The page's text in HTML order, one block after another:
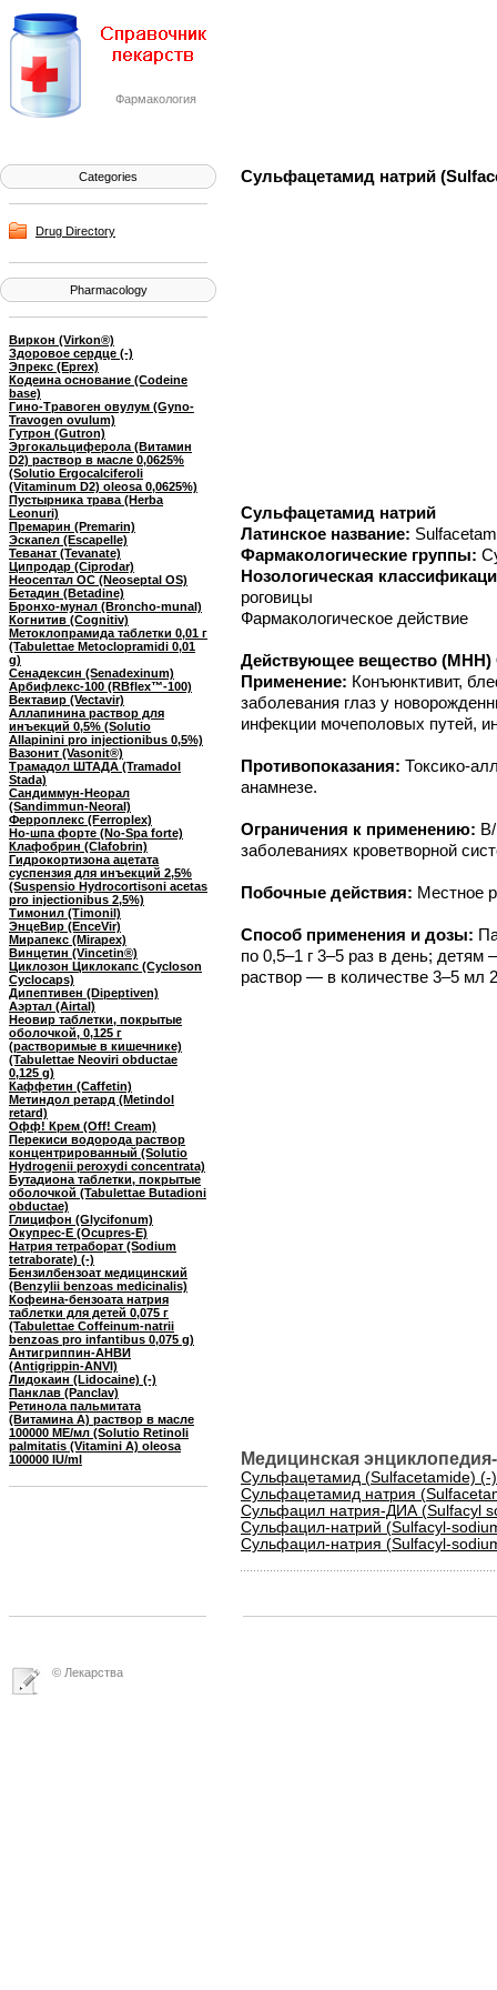
Фармакология
Categories
Drug Directory
Pharmacology
Виркон (Virkon®)
Здоровое сердце (-)
Эпрекс (Eprex)
Кодеина основание (Codeine
base)
Гино-Травоген овулум (Gyno-
Travogen ovulum)
Гутрон (Gutron)
Эргокальциферола (Витамин
D2) раствор в масле 0,0625%
(Solutio Ergocalciferoli
(Vitaminum D2) oleosa 0,0625%)
Пустырника трава (Herba
Leonuri)
Премарин (Premarin)
Эскапел (Escapelle)
Теванат (Tevanate)
Ципродар (Ciprodar)
Неосептал ОС (Neoseptal OS)
Бетадин (Betadine)
Бронхо-мунал (Broncho-munal)
Когнитив (Cognitiv)
Метоклопрамида таблетки 0,01 г
(Tabulettae Metoclopramidi 0,01
g)
Сенадексин (Senadexinum)
Арбифлекс-100 (RBflex™-100)
Вектавир (Vectavir)
Аллапинина раствор для
инъекций 0,5% (Solutio
Allapinini pro injectionibus 0,5%)
Вазонит (Vasonit®)
Трамадол ШТАДА (Tramadol
Stada)
Сандиммун-Неорал
(Sandimmun-Neoral)
Ферроплекс (Ferroplex)
Но-шпа форте (No-Spa forte)
Клафобрин (Clafobrin)
Гидрокортизона ацетата
суспензия для инъекций 2,5%
(Suspensio Hydrocortisoni acetas
pro injectionibus 2,5%)
Тимонил (Timonil)
ЭнцеВир (EnceVir)
Мирапекс (Mirapex)
Винцетин (Vincetin®)
Циклозон Циклокапс (Cycloson
Cyclocaps)
Дипептивен (Dipeptiven)
Аэртал (Airtal)
Неовир таблетки, покрытые
оболочкой, 0,125 г
(растворимые в кишечнике)
(Tabulettae Neoviri obductae
0,125 g)
Каффетин (Caffetin)
Метиндол ретард (Metindol
retard)
Офф! Крем (Off! Cream)
Перекиси водорода раствор
концентрированный (Solutio
Hydrogenii peroxydi concentrata)
Бутадиона таблетки, покрытые
оболочкой (Tabulettae Butadioni
obductae)
Глицифон (Glycifonum)
Окупрес-Е (Ocupres-E)
Натрия тетраборат (Sodium
tetraborate) (-)
Бензилбензоат медицинский
(Benzylii benzoas medicinalis)
Кофеина-бензоата натрия
таблетки для детей 0,075 г
(Tabulettae Coffeinum-natrii
benzoas pro infantibus 0,075 g)
Антигриппин-АНВИ
(Antigrippin-ANVI)
Лидокаин (Lidocaine) (-)
Панклав (Panclav)
Ретинола пальмитата
(Витамина A) раствор в масле
100000 МЕ/мл (Solutio Retinoli
palmitatis (Vitamini A) oleosa
100000 IU/ml
Сульфацетамид натрий
Сульфацетамид натрий
Латинское название:
Фармакологические группы:
Нозологическая
роговицы
Фармакологическое действие
Действующее вещество (МНН)
Применение: Конъюнктивит,
заболевания глаз у
инфекции мочеполовых путей,
Противопоказания: Токсико-
анамнезе.
Ограничения к применению:
заболеваниях кроветворной
Побочные действия: Местное
Способ применения и дозы:
по 0,5–1 г 3–5 раз в день;
раствор — в количестве 3–5 мл
Медицинская
Сульфацетамид (Sulfacetamide) (-)
Сульфацетамид натрия
Сульфацил натрия-ДИА (Sulfacyl
Сульфацил-натрий (Sulfacyl-
Сульфацил-натрия (Sulfacyl-
© Лекарства